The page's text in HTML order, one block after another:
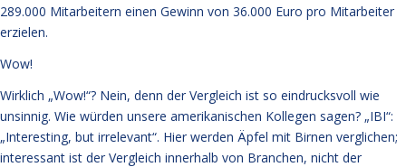
289.000 Mitarbeitern einen Gewinn von 36.000 Euro pro Mitarbeiter
erzielen.
Wow!
Wirklich „Wow!“? Nein, denn der Vergleich ist so eindrucksvoll wie
unsinnig. Wie würden unsere amerikanischen Kollegen sagen? „IBI“:
„Interesting, but irrelevant“. Hier werden Äpfel mit Birnen verglichen;
interessant ist der Vergleich innerhalb von Branchen, nicht der